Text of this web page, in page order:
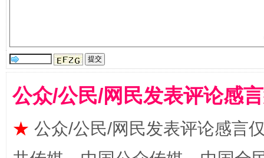
公众/公民/网民发表评论感
★ 公众/公民/网民发表评论感言